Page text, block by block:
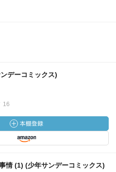
デーコミックス)
16
情 (1) (少年サンデーコミックス)